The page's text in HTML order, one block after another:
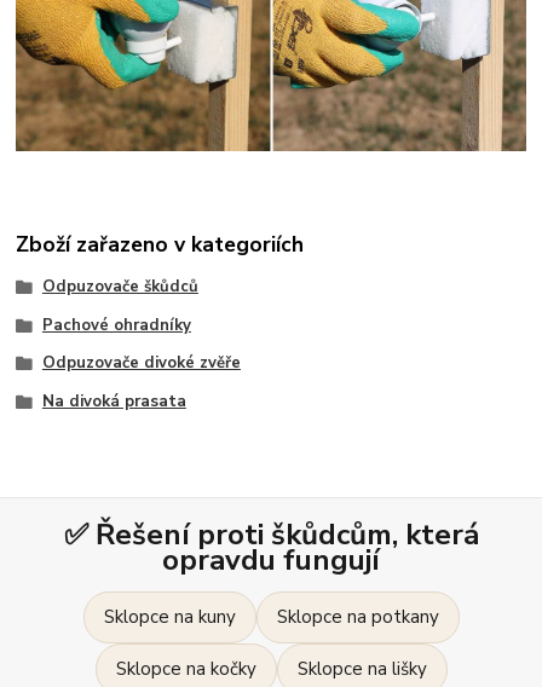
Zboží zařazeno v kategoriích
Odpuzovače škůdců
Pachové ohradníky
Odpuzovače divoké zvěře
Na divoká prasata
✅ Řešení proti škůdcům, která
opravdu fungují
Sklopce na kuny Sklopce na potkany
Sklopce na kočky Sklopce na lišky